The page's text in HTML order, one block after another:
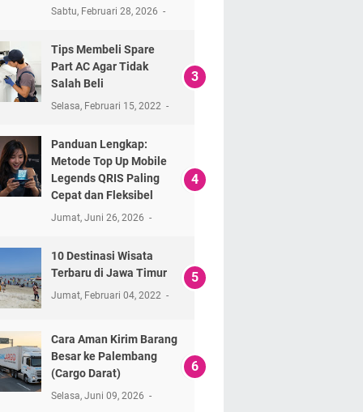
Sabtu, Februari 28, 2026
Tips Membeli Spare
Part AC Agar Tidak
Salah Beli
Selasa, Februari 15, 2022
Panduan Lengkap:
Metode Top Up Mobile
Legends QRIS Paling
Cepat dan Fleksibel
Jumat, Juni 26, 2026
10 Destinasi Wisata
Terbaru di Jawa Timur
Jumat, Februari 04, 2022
Cara Aman Kirim Barang
Besar ke Palembang
(Cargo Darat)
Selasa, Juni 09, 2026